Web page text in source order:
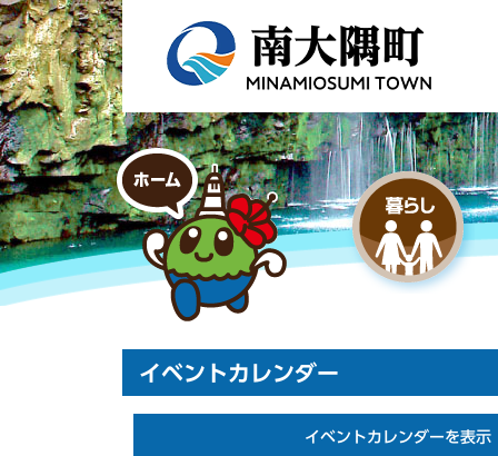
イベントカレンダー
イベントカレンダーを表示